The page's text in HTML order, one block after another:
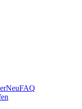
NeuFAQ